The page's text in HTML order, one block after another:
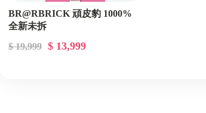
BR@RBRICK 頑皮豹 1000%
全新未拆
$ 19,999 $ 13,999